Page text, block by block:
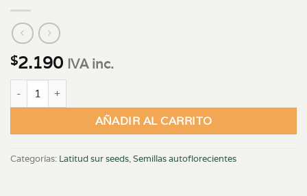
$2.190 IVA inc.
GG #4 AUTO X10 cantidad
AÑADIR AL CARRITO
Categorías: Latitud sur seeds,Semillas autoflorecientes